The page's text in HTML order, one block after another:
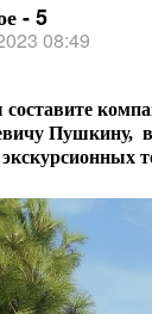
- 5
08:49
Пушкину,